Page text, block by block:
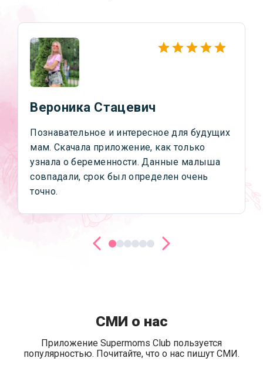
Вероника Стацевич
Познавательное и интересное для будущих
мам. Скачала приложение, как только
узнала о беременности. Данные малыша
совпадали, срок был определен очень
точно.
СМИ о нас
Приложение Supermoms Club пользуется
популярностью. Почитайте, что о нас пишут СМИ.